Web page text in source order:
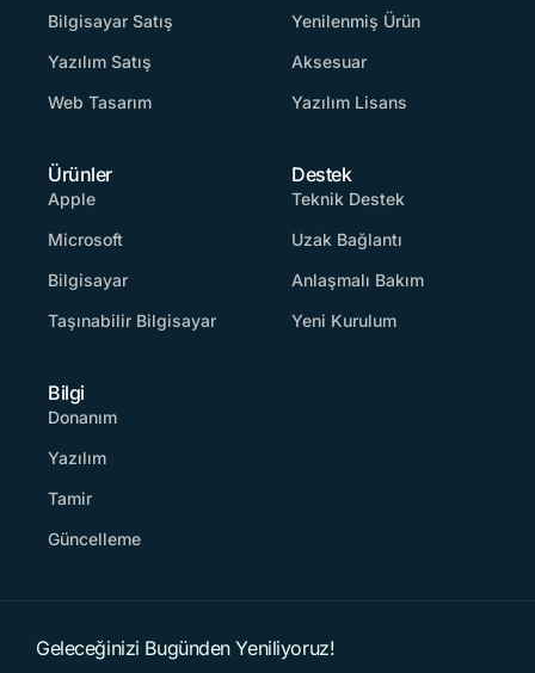
Bilgisayar Satış
Yazılım Satış
Web Tasarım
Yenilenmiş Ürün
Aksesuar
Yazılım Lisans
Ürünler
Apple
Microsoft
Bilgisayar
Taşınabilir Bilgisayar
Destek
Teknik Destek
Uzak Bağlantı
Anlaşmalı Bakım
Yeni Kurulum
Bilgi
Donanım
Yazılım
Tamir
Güncelleme
Geleceğinizi Bugünden Yeniliyoruz!